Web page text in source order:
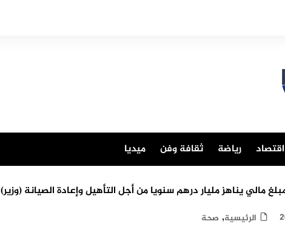
اقتصاد رياضة ثقافة وفن ميديا
مالي يناهز مليار درهم سنويا من أجل التأهيل وإعادة الصيانة (وزير)
الرئيسية, صحة